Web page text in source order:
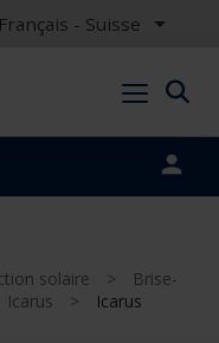
Français - Suisse
solaire >
Brise-
Icarus >
Icarus